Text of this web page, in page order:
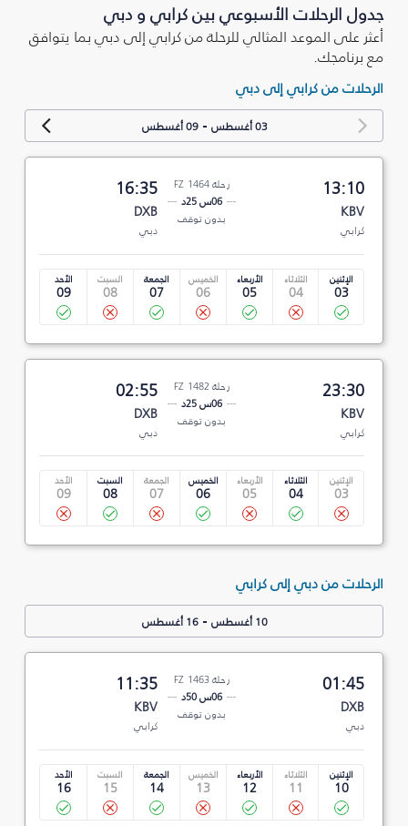
جدول الرحلات الأسبوعي بين كرابي و دبي
أعثر على الموعد المثالي للرحلة من كرابي إلى دبي بما يتوافق
مع برنامجك.
الرحلات من كرابي إلى دبي
03 أغسطس -09 أغسطس
13:10
KBV
كرابي
رحلة FZ 1464
06س 25د
بدون توقف
16:35
DXB
دبي
الإثنين
03
الثلاثاء
04
الأربعاء
05
الخميس
06
الجمعة
07
السبت
08
الأحد
09
23:30
KBV
كرابي
رحلة FZ 1482
06س 25د
بدون توقف
02:55
DXB
دبي
الإثنين
03
الثلاثاء
04
الأربعاء
05
الخميس
06
الجمعة
07
السبت
08
الأحد
09
الرحلات من دبي إلى كرابي
10 أغسطس -16 أغسطس
01:45
DXB
دبي
رحلة FZ 1463
06س 50د
بدون توقف
11:35
KBV
كرابي
الإثنين
10
الثلاثاء
11
الأربعاء
12
الخميس
13
الجمعة
14
السبت
15
الأحد
16